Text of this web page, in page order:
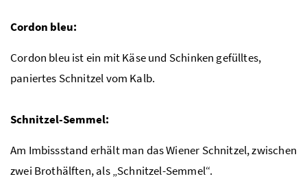
Cordon bleu:
Cordon bleu ist ein mit Käse und Schinken gefülltes,
paniertes Schnitzel vom Kalb.
Schnitzel-Semmel:
Am Imbissstand erhält man das Wiener Schnitzel, zwischen
zwei Brothälften, als „Schnitzel-Semmel“.